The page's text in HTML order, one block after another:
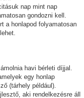
nap mint nap
gondozni kell.
a honlapod folyamatosan
havi bérleti díjjal.
egy honlap
(tárhely például).
aki rendelkezésre áll